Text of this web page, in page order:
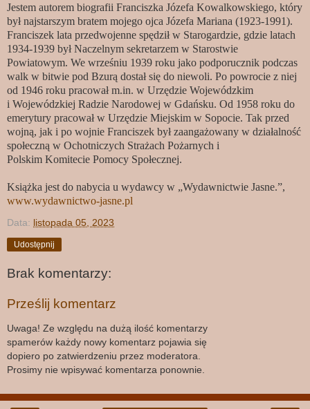
Jestem autorem biografii Franciszka Józefa Kowalkowskiego, który
był najstarszym bratem mojego ojca Józefa Mariana (1923-1991).
Franciszek lata przedwojenne spędził w Starogardzie, gdzie latach
1934-1939 był Naczelnym sekretarzem w Starostwie
Powiatowym. We wrześniu 1939 roku jako podporucznik podczas
walk w bitwie pod Bzurą dostał się do niewoli. Po powrocie z niej
od 1946 roku pracował m.in. w Urzędzie Wojewódzkim
i Wojewódzkiej Radzie Narodowej w Gdańsku. Od 1958 roku do
emerytury pracował w Urzędzie Miejskim w Sopocie. Tak przed
wojną, jak i po wojnie Franciszek był zaangażowany w działalność
społeczną w Ochotniczych Strażach Pożarnych i
Polskim Komitecie Pomocy Społecznej.
Książka jest do nabycia u wydawcy w „Wydawnictwie Jasne.”,
www.wydawnictwo-jasne.pl
Data: listopada 05, 2023
Udostępnij
Brak komentarzy:
Prześlij komentarz
Uwaga! Ze względu na dużą ilość komentarzy
spamerów każdy nowy komentarz pojawia się
dopiero po zatwierdzeniu przez moderatora.
Prosimy nie wpisywać komentarza ponownie.